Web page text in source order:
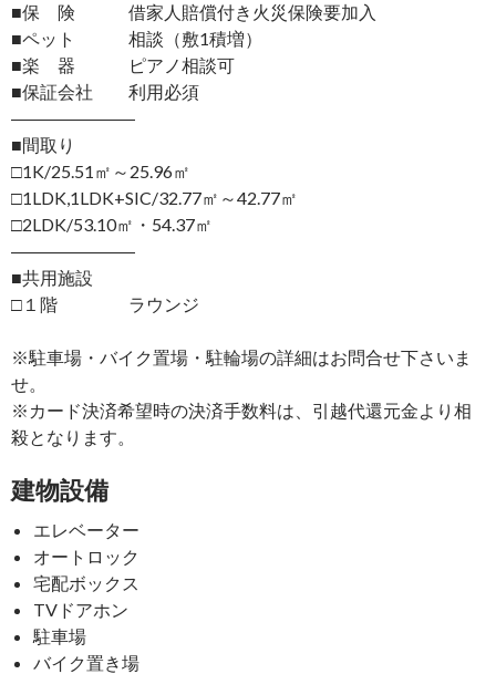
■保 険 借家人賠償付き火災保険要加入
■ペット 相談（敷1積増）
■楽 器 ピアノ相談可
■保証会社 利用必須
―――――――
■間取り
□1K/25.51㎡～25.96㎡
□1LDK,1LDK+SIC/32.77㎡～42.77㎡
□2LDK/53.10㎡・54.37㎡
―――――――
■共用施設
□１階 ラウンジ
※駐車場・バイク置場・駐輪場の詳細はお問合せ下さいま
せ。
※カード決済希望時の決済手数料は、引越代還元金より相
殺となります。
建物設備
エレベーター
オートロック
宅配ボックス
TVドアホン
駐車場
バイク置き場